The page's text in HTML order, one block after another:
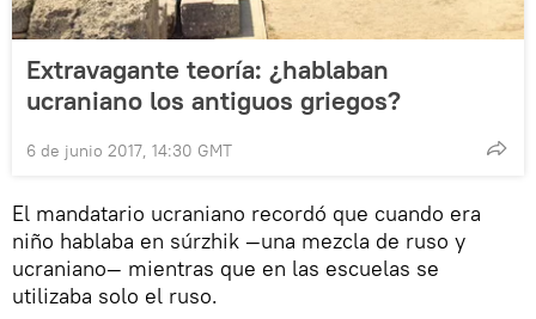
Extravagante teoría: ¿hablaban
ucraniano los antiguos griegos?
6 de junio 2017, 14:30 GMT
El mandatario ucraniano recordó que cuando era
niño hablaba en súrzhik —una mezcla de ruso y
ucraniano— mientras que en las escuelas se
utilizaba solo el ruso.